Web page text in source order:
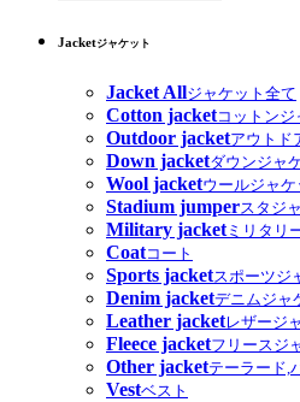
Jacketジャケット
Jacket Allジャケット全て
Cotton jacketコットンジ
Outdoor jacketアウトド
Down jacketダウンジャ
Wool jacketウールジャケ
Stadium jumperスタジ
Military jacketミリタリ
Coatコート
Sports jacketスポーツジ
Denim jacketデニムジャ
Leather jacketレザージ
Fleece jacketフリースジ
Other jacketテーラード,
Vestベスト